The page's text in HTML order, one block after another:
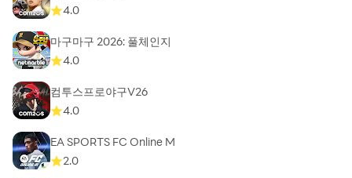
4.0
마구마구 2026: 풀체인지
4.0
컴투스프로야구V26
4.0
EA SPORTS FC Online M
2.0